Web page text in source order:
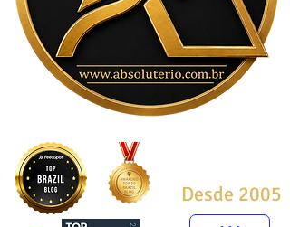
Desde 2005